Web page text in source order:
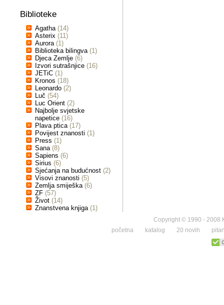
Biblioteke
Agatha (14)
Asterix (11)
Aurora (1)
Biblioteka bilingva (1)
Djeca Zemlje (6)
Izvori sutrašnjice (16)
JETiC (1)
Kronos (18)
Leonardo (2)
Luč (54)
Luc Orient (2)
Najbolje svjetske
napetice (16)
Plava ptica (17)
Povijest znanosti (1)
Press (1)
Sana (8)
Sapiens (6)
Sirius (6)
Sjećanja na budućnost (2)
Visovi znanosti (5)
Zemlja smiješka (6)
ZF (57)
Život (14)
Znanstvena knjiga (1)
Copyright © 1990 - 2008
početna
katalog 20 novih